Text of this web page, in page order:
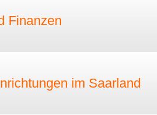
Finanzen
im Saarland